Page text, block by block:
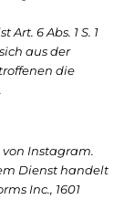
6 Abs. 1 S. 1
aus der
die
Instagram.
Dienst handelt
Inc., 1601